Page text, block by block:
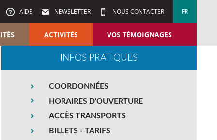
AIDE NEWSLETTER NOUS CONTACTER FR
ACTIVITÉS VOS TÉMOIGNAGES
INFOS PRATIQUES
COORDONNÉES
HORAIRES D'OUVERTURE
ACCÈS TRANSPORTS
BILLETS - TARIFS